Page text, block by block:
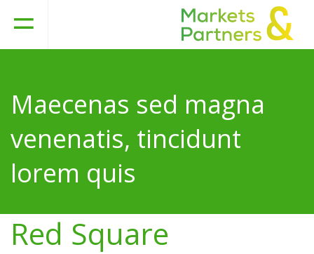
Maecenas sed magna
venenatis, tincidunt
lorem quis
Red Square